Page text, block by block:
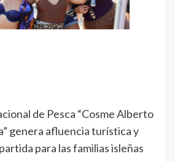
de Pesca “Cosme Alberto
genera afluencia turística y
para las familias isleñas